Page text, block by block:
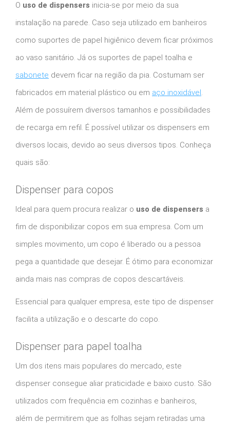
O uso de dispensers inicia-se por meio da sua
instalação na parede. Caso seja utilizado em banheiros
como suportes de papel higiênico devem ficar próximos
ao vaso sanitário. Já os suportes de papel toalha e
sabonete devem ficar na região da pia. Costumam ser
fabricados em material plástico ou em aço inoxidável.
Além de possuírem diversos tamanhos e possibilidades
de recarga em refil. É possível utilizar os dispensers em
diversos locais, devido ao seus diversos tipos. Conheça
quais são:
Dispenser para copos
Ideal para quem procura realizar o uso de dispensers a
fim de disponibilizar copos em sua empresa. Com um
simples movimento, um copo é liberado ou a pessoa
pega a quantidade que desejar. É ótimo para economizar
ainda mais nas compras de copos descartáveis.
Essencial para qualquer empresa, este tipo de dispenser
facilita a utilização e o descarte do copo.
Dispenser para papel toalha
Um dos itens mais populares do mercado, este
dispenser consegue aliar praticidade e baixo custo. São
utilizados com frequência em cozinhas e banheiros,
além de permitirem que as folhas sejam retiradas uma